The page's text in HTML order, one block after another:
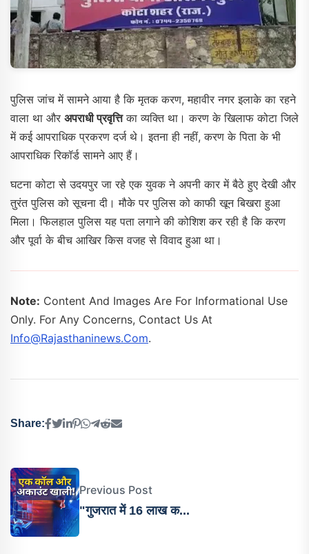
पुलिस जांच में सामने आया है कि मृतक करण, महावीर नगर इलाके का रहने
वाला था और अपराधी प्रवृत्तिका व्यक्ति था। करण के खिलाफ कोटा जिले
में कई आपराधिक प्रकरण दर्ज थे। इतना ही नहीं, करण के पिता के भी
आपराधिक रिकॉर्ड सामने आए हैं।
घटना कोटा से उदयपुर जा रहे एक युवक ने अपनी कार में बैठे हुए देखी और
तुरंत पुलिस को सूचना दी। मौके पर पुलिस को काफी खून बिखरा हुआ
मिला। फिलहाल पुलिस यह पता लगाने की कोशिश कर रही है कि करण
और पूर्वा के बीच आखिर किस वजह से विवाद हुआ था।
Note: Content And Images Are For Informational Use
Only. For Any Concerns, Contact Us At
Info@rajasthaninews.com.
Share:
Previous Post
"गुजरात में 16 लाख क...